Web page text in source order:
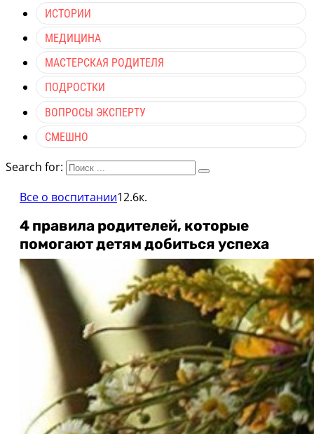
ИСТОРИИ
МЕДИЦИНА
МАСТЕРСКАЯ РОДИТЕЛЯ
ПОДРОСТКИ
ВОПРОСЫ ЭКСПЕРТУ
СМЕШНО
Search for:
Все о воспитании12.6к.
4 правила родителей, которые
помогают детям добиться успеха